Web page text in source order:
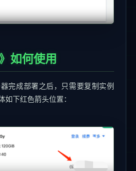
如何使用
完成部署之后，只需要复制实例
如下红色箭头位置：